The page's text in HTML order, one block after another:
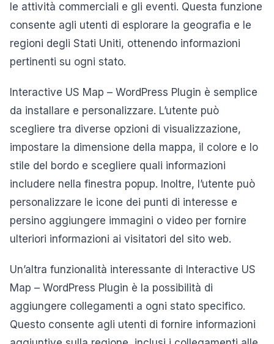
le attività commerciali e gli eventi. Questa funzione
consente agli utenti di esplorare la geografia e le
regioni degli Stati Uniti, ottenendo informazioni
pertinenti su ogni stato.
Interactive US Map – WordPress Plugin è semplice
da installare e personalizzare. L’utente può
scegliere tra diverse opzioni di visualizzazione,
impostare la dimensione della mappa, il colore e lo
stile del bordo e scegliere quali informazioni
includere nella finestra popup. Inoltre, l’utente può
personalizzare le icone dei punti di interesse e
persino aggiungere immagini o video per fornire
ulteriori informazioni ai visitatori del sito web.
Un’altra funzionalità interessante di Interactive US
Map – WordPress Plugin è la possibilità di
aggiungere collegamenti a ogni stato specifico.
Questo consente agli utenti di fornire informazioni